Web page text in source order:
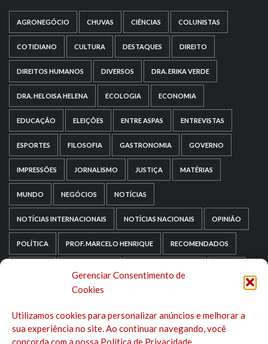
Gerenciar Consentimento de
Cookies
Utilizamos cookies para personalizar anúncios e melhorar a
sua experiência no site. Ao continuar navegando, você
concorda com a nossa Política de Privacidade.
AGRONEGÓCIO CHUVAS CIÊNCIAS COLUNISTAS
COTIDIANO CULTURA DESTAQUES DIREITO
DIREITOS HUMANOS DIVERSOS DRA. ERIKA VERDE
DRA. HELOISA HELENA ECOLOGIA ECONOMIA
EDUCAÇÃO ELEIÇÕES ENTRE ASPAS ENTREVISTAS
ESPORTES FILOSOFIA GASTRONOMIA GOVERNO
IMPRESSÕES JORNALISMO JUSTIÇA MATÉRIAS
MUNDO NEGÓCIOS NOTÍCIAS
NOTÍCIAS INTERNACIONAIS NOTÍCIAS NACIONAIS OPINIÃO
POLÍTICA PROF. MARCELO HENRIQUE RECOMENDADOS
SEM CATEGORIA
TECNOLOGIA TRIPADVISOR TURISMO